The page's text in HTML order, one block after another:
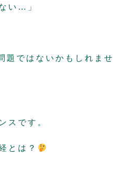
い…」
題ではないかもしれませ
スです。
とは？